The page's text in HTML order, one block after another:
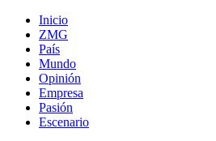
Inicio
ZMG
País
Mundo
Opinión
Empresa
Pasión
Escenario